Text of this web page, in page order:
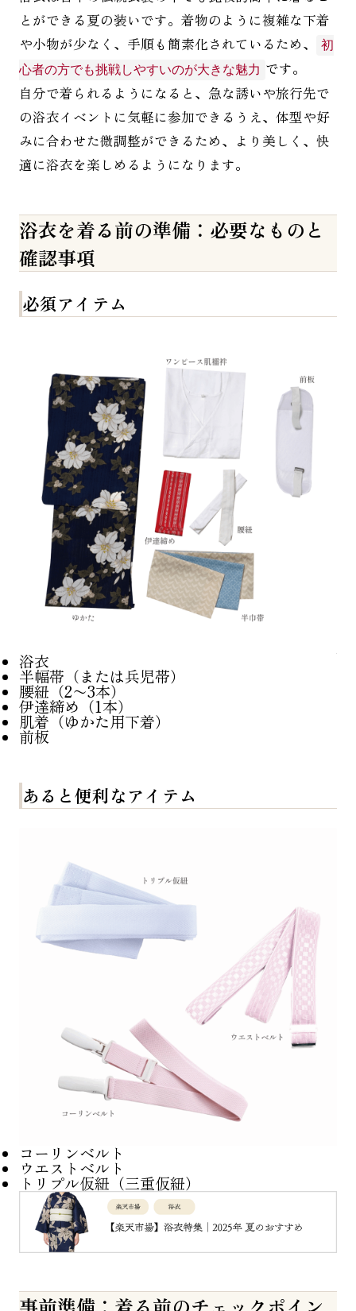
とができる夏の装いです。着物のように複雑な下着
や小物が少なく、手順も簡素化されているため、
初
心者の方でも挑戦しやすいのが大きな魅力 です。
自分で着られるようになると、急な誘いや旅行先で
の浴衣イベントに気軽に参加できるうえ、体型や好
みに合わせた微調整ができるため、より美しく、快
適に浴衣を楽しめるようになります。
浴衣を着る前の準備：必要なものと
確認事項
必須アイテム
浴衣
半幅帯（または兵児帯）
腰紐（2〜3本）
伊達締め（1本）
肌着（ゆかた用下着）
前板
あると便利なアイテム
コーリンベルト
ウエストベルト
トリプル仮紐（三重仮紐）